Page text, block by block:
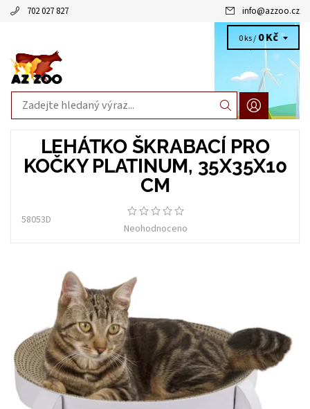
702 027 827 info@azzoo.cz
0 ks / 0 Kč
LEHÁTKO ŠKRABACÍ PRO
KOČKY PLATINUM, 35X35X10
CM
58053D
Neohodnoceno